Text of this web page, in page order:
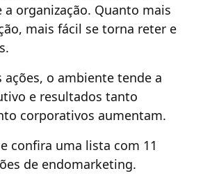
a organização. Quanto mais
mais fácil se torna reter e
ações, o ambiente tende a
e resultados tanto
corporativos aumentam.
confira uma lista com 11
de endomarketing.